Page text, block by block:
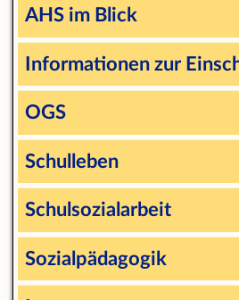
AHS im Blick
Informationen zur
OGS
Schulleben
Schulsozialarbeit
Sozialpädagogik